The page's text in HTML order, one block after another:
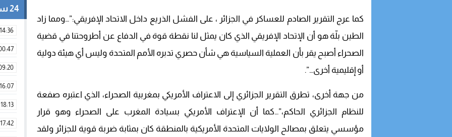
كما عرج التقرير الصادم للعساكر في الجزائر ، على الفشل الذريع داخل الاتحاد الإفريقي:”…ومما زاد
الطين بلّة هو أن الإتحاد الإفريقي الذي كان يمثل لنا نقطة قوة في الدفاع عن أطروحتنا في قضية
الصحراء أصبح يقر بأن العملية السياسية هي شأن حصري تدبره الأمم المتحدة وليس أي هيئة دولية
أو إقليمية أخرى…”.
من جهة أخرى، تطرق التقرير الجزائري إلى الاعتراف الأمريكي بمغربية الصحراء، الذي اعتبره صفعة
للنظام الجزائري الحاكم،”…كما أن الإعتراف الأمريكي بسيادة المغرب على الصحراء وهو قرار
مؤسسي يتعلق بمصالح الولايات المتحدة الأمريكية بالمنطقة كان بمثابة ضربة قوية للجزائر ولقد
24 ساعة
14:36
16:07
18:13
17:42